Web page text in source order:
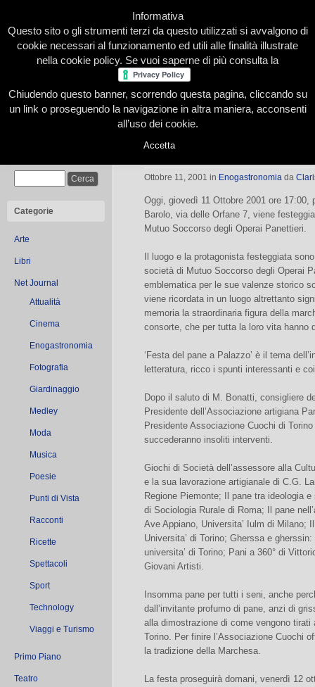
Home Presentazione Redazione Le nostre firme
Categorie
Arte
Libri
Net Journal
Attualità
Cinema
Enogastronomia
Fotografia
Giardinaggio
Medley
Moda
Musica
Poesie
Punti di Vista
Racconti
Ricette
Spettacoli
Sport
Technology
Viaggi e Turismo
Primo Piano
Teatro
Pane al pane
Ottobre 11, 2001 in Enogastronomia da
Oggi, giovedì 11 Ottobre 2001 ore
Barolo, via delle Orfane 7, viene
Mutuo Soccorso degli Operai Panettieri.
Il luogo e la protagonista festeggiata
società di Mutuo Soccorso degli Operai
emblematica per le sue valenze storico
viene ricordata in un luogo altrettanto
memoria la straordinaria figura della
consorte, che per tutta la loro vita hanno
‘Festa del pane a Palazzo’ è il tema
letteratura, ricco i spunti interessanti e
Dopo il saluto di M. Bonatti, consigliere
Presidente dell’Associazione artigiana
Presidente Associazione Cuochi di
succederanno insoliti interventi.
Giochi di Società dell’assessore alla
e la sua lavorazione artigianale di C.G.
Regione Piemonte; Il pane tra ideologia
di Sociologia Rurale di Roma; Il pane
Ave Appiano, Universita’ Iulm di Milano;
Universita’ di Torino; Gherssa e
universita’ di Torino; Pani a 360° di
Giovani Artisti.
Insomma pane per tutti i seni, anche
dall’invitante profumo di pane, anzi di
alla dimostrazione di come vengono
Torino. Per finire l’Associazione Cuochi
la tradizione della Marchesa.
La festa proseguirà domani, venerdì 12
Informativa
Questo sito o gli strumenti terzi da questo utilizzati si avvalgono di
cookie necessari al funzionamento ed utili alle finalità illustrate
nella cookie policy. Se vuoi saperne di più consulta la
Chiudendo questo banner, scorrendo questa pagina, cliccando su
un link o proseguendo la navigazione in altra maniera, acconsenti
all’uso dei cookie.
Accetta